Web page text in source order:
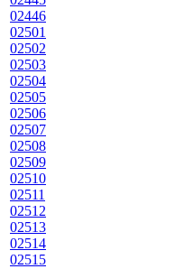
02446
02501
02502
02503
02504
02505
02506
02507
02508
02509
02510
02511
02512
02513
02514
02515